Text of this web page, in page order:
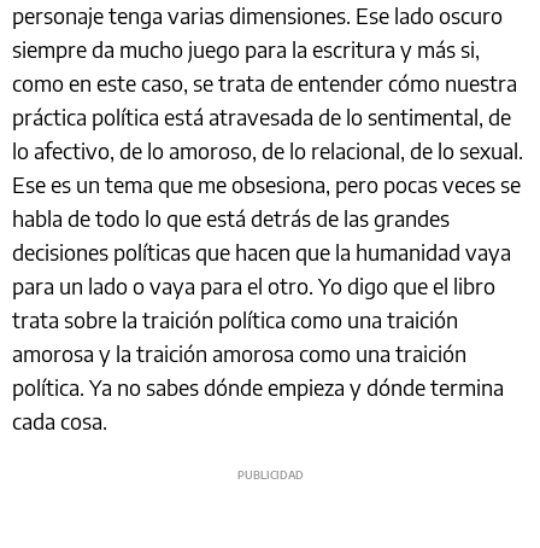
personaje tenga varias dimensiones. Ese lado oscuro
siempre da mucho juego para la escritura y más si,
como en este caso, se trata de entender cómo nuestra
práctica política está atravesada de lo sentimental, de
lo afectivo, de lo amoroso, de lo relacional, de lo sexual.
Ese es un tema que me obsesiona, pero pocas veces se
habla de todo lo que está detrás de las grandes
decisiones políticas que hacen que la humanidad vaya
para un lado o vaya para el otro. Yo digo que el libro
trata sobre la traición política como una traición
amorosa y la traición amorosa como una traición
política. Ya no sabes dónde empieza y dónde termina
cada cosa.